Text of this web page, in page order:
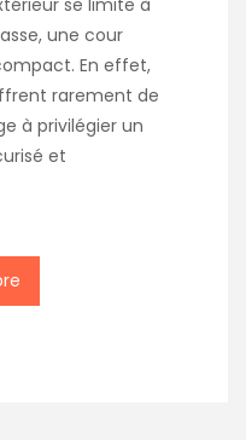
une cour
En effet,
rarement de
à privilégier un
et